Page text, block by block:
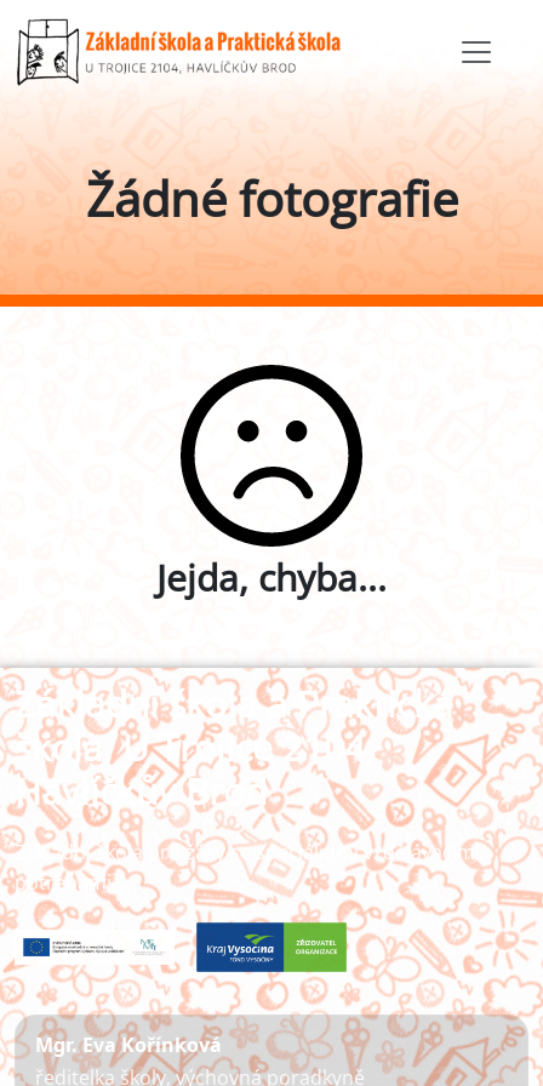
Žádné fotografie
Jejda, chyba...
Základní škola a Praktická
škola, U Trojice 2104,
Havlíčkův Brod
Základní škola pro žáky se speciálními vzdělávacími
potřebami
Mgr. Eva Kořínková
ředitelka školy, výchovná poradkyně